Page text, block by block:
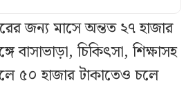
জন্য মাসে অন্তত ২৭ হাজার
বাসাভাড়া, চিকিৎসা, শিক্ষাসহ
৫০ হাজার টাকাতেও চলে